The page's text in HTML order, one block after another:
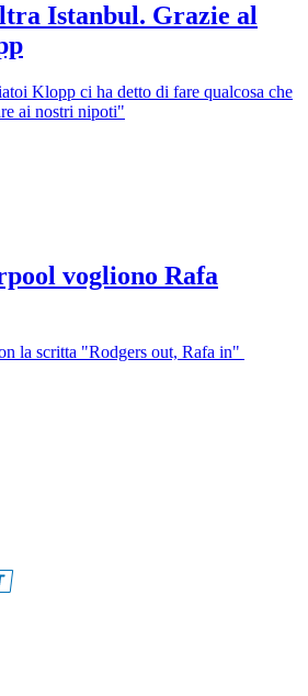
Istanbul. Grazie al
Klopp ci ha detto di fare qualcosa che
ai nostri nipoti"
vogliono Rafa
la scritta "Rodgers out, Rafa in"